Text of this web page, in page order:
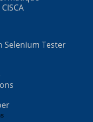
Selenium Tester